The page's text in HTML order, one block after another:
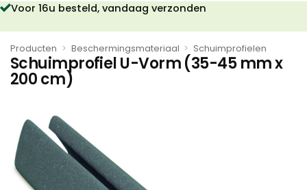
Voor 16u besteld, vandaag verzonden
Producten > Beschermingsmateriaal > Schuimprofielen
Schuimprofiel U-Vorm (35-45 mm x
200 cm)